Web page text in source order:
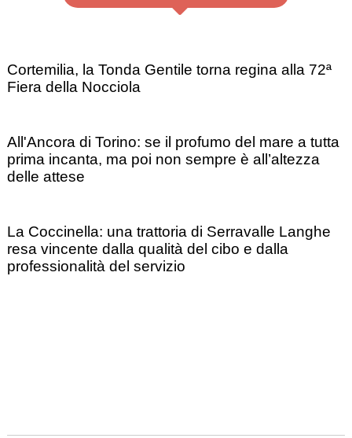
Cortemilia, la Tonda Gentile torna regina alla 72ª
Fiera della Nocciola
All'Ancora di Torino: se il profumo del mare a tutta
prima incanta, ma poi non sempre è all’altezza
delle attese
La Coccinella: una trattoria di Serravalle Langhe
resa vincente dalla qualità del cibo e dalla
professionalità del servizio